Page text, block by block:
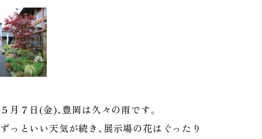
５月７日(金)、豊岡は久々の雨です。
ずっといい天気が続き、展示場の花はぐったり